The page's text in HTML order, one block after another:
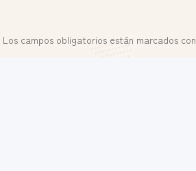
Los campos obligatorios están marcados con